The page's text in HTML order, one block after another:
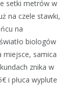
setki metrów w
na czele stawki,
na
biologów
miejsce, samica
znika w
i płuca wyplute